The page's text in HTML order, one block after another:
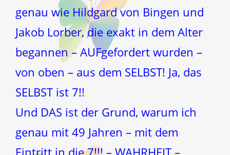
genau wie Hildgard von Bingen und
Jakob Lorber, die exakt in dem Alter
begannen – AUFgefordert wurden –
von oben – aus dem SELBST! Ja, das
SELBST ist 7!!
Und DAS ist der Grund, warum ich
genau mit 49 Jahren – mit dem
Eintritt in die 7!!! – WAHRHEIT –